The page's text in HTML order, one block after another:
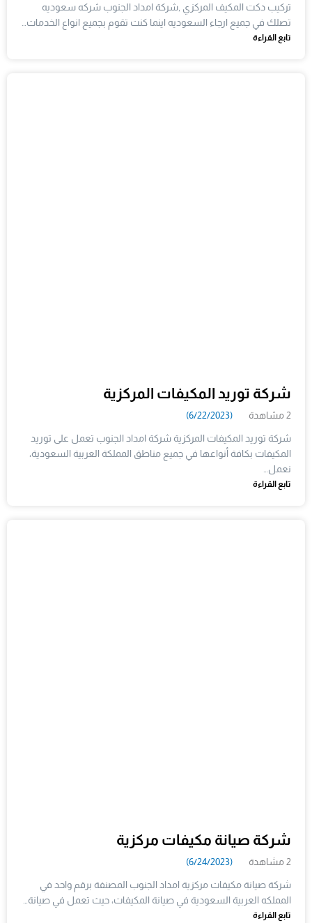
تركيب دكت المكيف المركزي ,شركة امداد الجنوب شركه سعوديه
تصلك في جميع ارجاء السعوديه اينما كنت تقوم بجميع انواع الخدمات…
تابع القراءة
شركة توريد المكيفات المركزية
2 مشاهدة (6/22/2023)
شركة توريد المكيفات المركزية شركة امداد الجنوب تعمل على توريد
المكيفات بكافة أنواعها في جميع مناطق المملكة العربية السعودية،
نعمل…
تابع القراءة
شركة صيانة مكيفات مركزية
2 مشاهدة (6/24/2023)
شركة صيانة مكيفات مركزية امداد الجنوب المصنفة برقم واحد في
المملكه العربية السعودية في صيانة المكيفات، حيث تعمل في صيانة…
تابع القراءة